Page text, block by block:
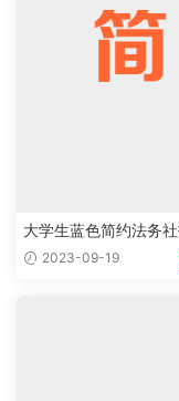
大学生蓝色简约法务
word简历下载doc
2023-09-19